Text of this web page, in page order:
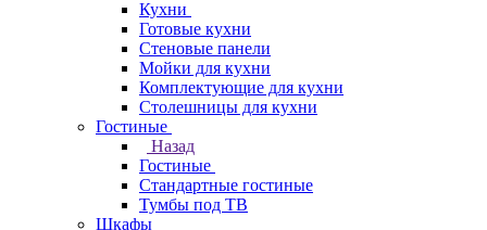
Кухни
Готовые кухни
Стеновые панели
Мойки для кухни
Комплектующие для кухни
Столешницы для кухни
Гостиные
Назад
Гостиные
Стандартные гостиные
Тумбы под ТВ
Шкафы